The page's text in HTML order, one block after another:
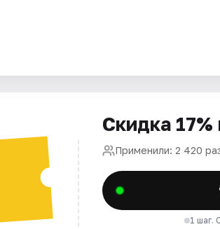
Скидка
Применили: 2 420
1 шаг.